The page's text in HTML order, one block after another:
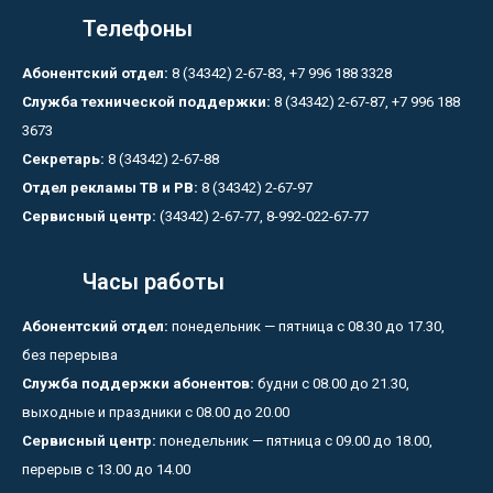
Телефоны
Абонентский отдел: 8 (34342) 2-67-83, +7 996 188 3328
Служба технической поддержки: 8 (34342) 2-67-87, +7 996 188
3673
Секретарь: 8 (34342) 2-67-88
Отдел рекламы ТВ и РВ: 8 (34342) 2-67-97
Сервисный центр: (34342) 2-67-77, 8-992-022-67-77
Часы работы
Абонентский отдел: понедельник — пятница с 08.30 до 17.30,
без перерыва
Служба поддержки абонентов: будни с 08.00 до 21.30,
выходные и праздники с 08.00 до 20.00
Сервисный центр: понедельник — пятница с 09.00 до 18.00,
перерыв с 13.00 до 14.00